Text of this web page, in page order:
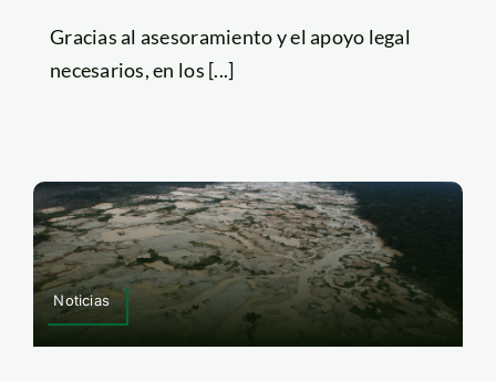
Gracias al asesoramiento y el apoyo legal
necesarios, en los [...]
Noticias